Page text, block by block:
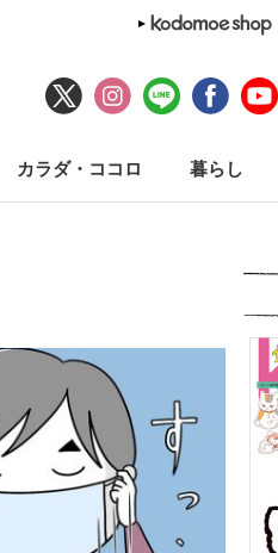
カラダ・ココロ 暮らし